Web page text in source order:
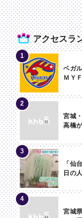
アクセスラ
ベガ
ＭＹ
宮城
高橋
「仙
日の
宮城